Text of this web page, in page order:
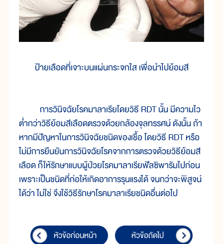
ป้ายเลือดที่เจาะบนแผ่นกระจกใส เพื่อนำไปย้อมสี
การวินิจฉัยโรคมาลาเรียโดยวิธี RDT นั้น มีความไว
ต่ำกว่าวิธีย้อมสีเลือดตรวจด้วยกล้องจุลทรรศน์ ดังนั้น ถ้า
หากมีปัญหาในการวินิจฉัยชนิดของเชื้อ โดยวิธี RDT หรือ
ไม่มีการยืนยันการวินิจฉัยโรคจากการตรวจด้วยวิธีย้อมสี
เลือด ก็ให้รักษาแบบผู้ป่วยโรคมาลาเรียฟัลซิพารัมไปก่อน
เพราะเป็นชนิดที่ก่อให้เกิดอาการรุนแรงได้ จนกว่าจะพิสูจน์
ได้ว่า ไม่ใช่ จึงใช้วิธีรักษาโรคมาลาเรียชนิดอื่นต่อไป
หัวข้อก่อนหน้า หัวข้อถัดไป